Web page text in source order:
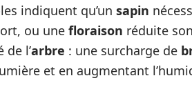
indiquent qu’un sapin
ou une floraison réduite
l’arbre : une surcharge de
et en augmentant